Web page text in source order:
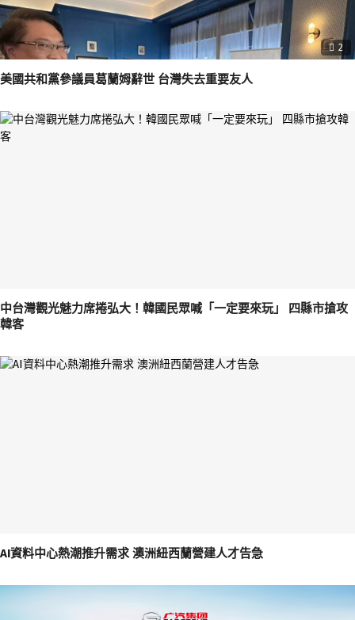
2
美國共和黨參議員葛蘭姆辭世 台灣失去重要友人
中台灣觀光魅力席捲弘大！韓國民眾喊「一定要來玩」 四縣市搶攻
韓客
AI資料中心熱潮推升需求 澳洲紐西蘭營建人才告急